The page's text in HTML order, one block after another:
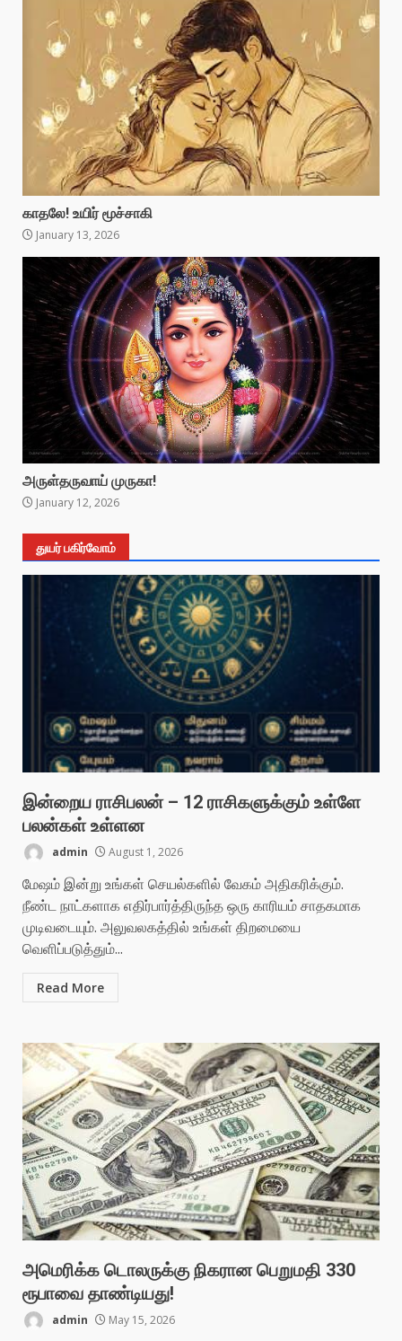
காதலே! உயிர் மூச்சாகி
January 13, 2026
அருள்தருவாய் முருகா!
January 12, 2026
துயர் பகிர்வோம்
இன்றைய ராசிபலன் – 12 ராசிகளுக்கும் உள்ளே
பலன்கள் உள்ளன
admin August 1, 2026
மேஷம் இன்று உங்கள் செயல்களில் வேகம் அதிகரிக்கும்.
நீண்ட நாட்களாக எதிர்பார்த்திருந்த ஒரு காரியம் சாதகமாக
முடிவடையும். அலுவலகத்தில் உங்கள் திறமையை
வெளிப்படுத்தும்...
Read More
அமெரிக்க டொலருக்கு நிகரான பெறுமதி 330
ரூபாவை தாண்டியது!
admin May 15, 2026